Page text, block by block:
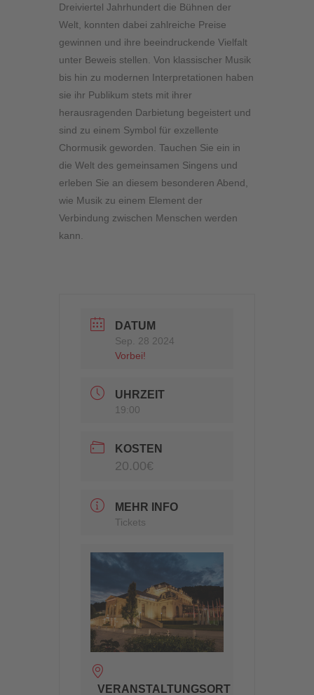
Dreiviertel Jahrhundert die Bühnen der
Welt, konnten dabei zahlreiche Preise
gewinnen und ihre beeindruckende Vielfalt
unter Beweis stellen. Von klassischer Musik
bis hin zu modernen Interpretationen haben
sie ihr Publikum stets mit ihrer
herausragenden Darbietung begeistert und
sind zu einem Symbol für exzellente
Chormusik geworden. Tauchen Sie ein in
die Welt des gemeinsamen Singens und
erleben Sie an diesem besonderen Abend,
wie Musik zu einem Element der
Verbindung zwischen Menschen werden
kann.
DATUM
Sep. 28 2024
Vorbei!
UHRZEIT
19:00
KOSTEN
20.00€
MEHR INFO
Tickets
VERANSTALTUNGSORT